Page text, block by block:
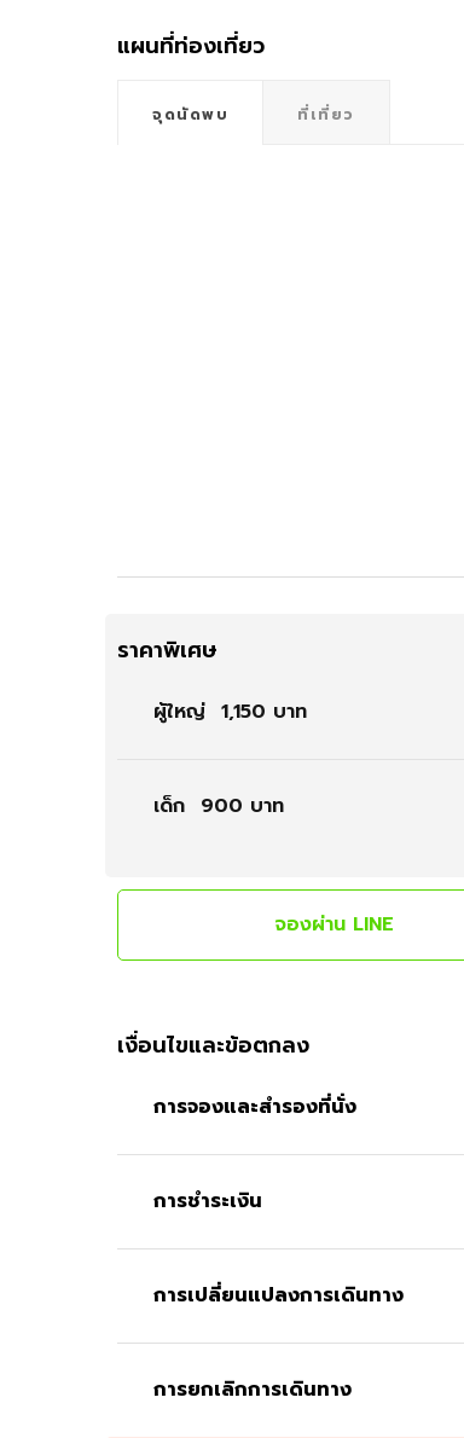
แผนที่ท่องเที่ยว
จุดนัดพบ ที่เที่ยว
ราคาพิเศษ
ผู้ใหญ่ 1,150 บาท
เด็ก 900 บาท
จองผ่าน LINE
เงื่อนไขและข้อตกลง
การจองและสำรองที่นั่ง
การชำระเงิน
การเปลี่ยนแปลงการเดินทาง
การยกเลิกการเดินทาง